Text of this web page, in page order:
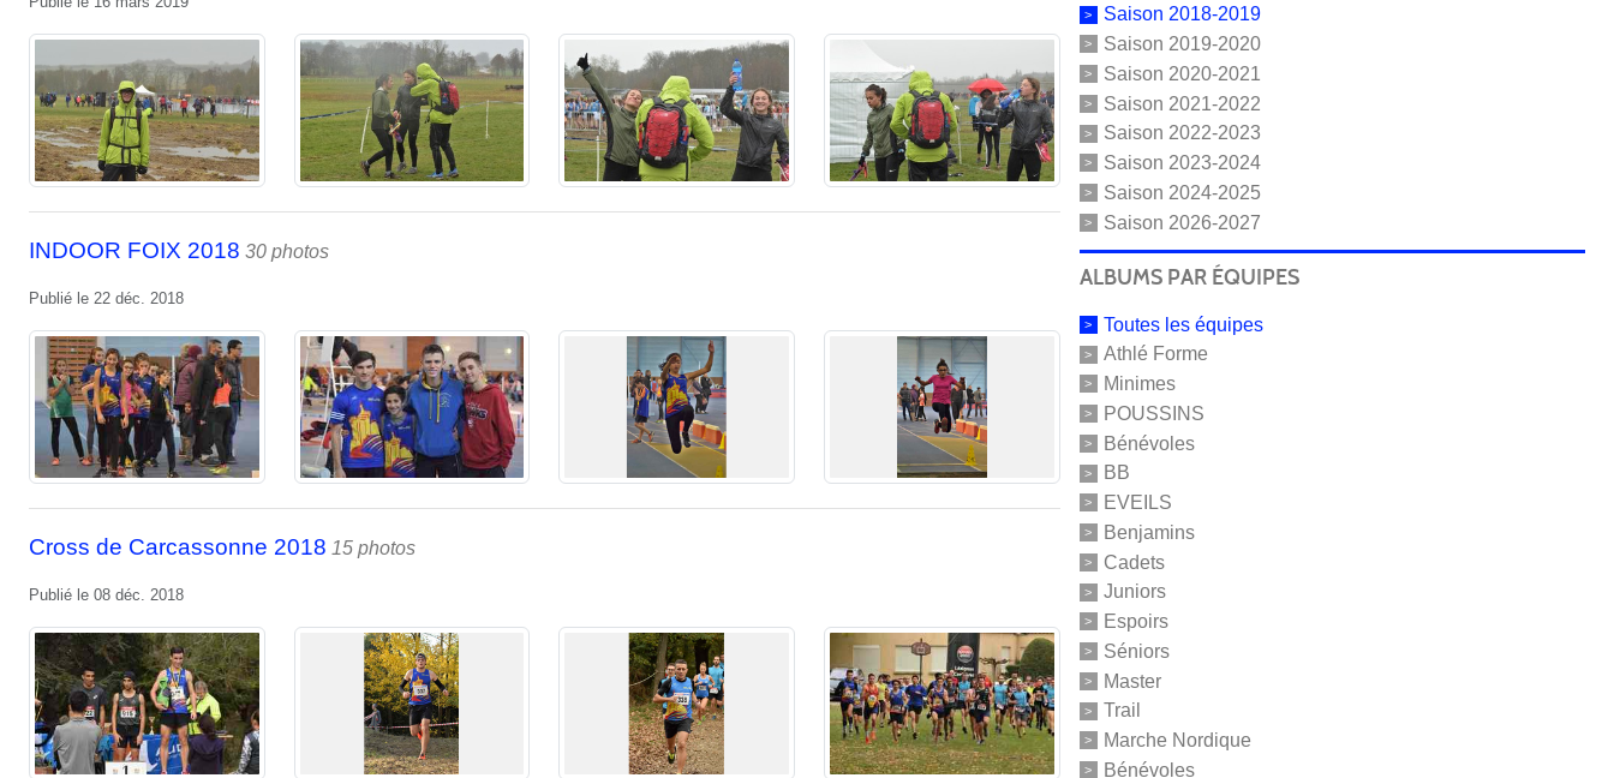
INDOOR FOIX 2018 30 photos
Publié le 22 déc. 2018
Cross de Carcassonne 2018 15 photos
Publié le 08 déc. 2018
Saison 2018-2019
Saison 2019-2020
Saison 2020-2021
Saison 2021-2022
Saison 2022-2023
Saison 2023-2024
Saison 2024-2025
Saison 2026-2027
ALBUMS PAR ÉQUIPES
Toutes les équipes
Athlé Forme
Minimes
POUSSINS
Bénévoles
BB
EVEILS
Benjamins
Cadets
Juniors
Espoirs
Séniors
Master
Trail
Marche Nordique
Bénévoles